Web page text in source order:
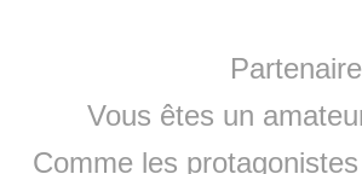
Vous êtes un
Comme les